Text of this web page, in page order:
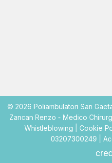
© 2026 Poliambulatori San
Zancan Renzo - Medico
Whistleblowing
Cookie
03207300249 |